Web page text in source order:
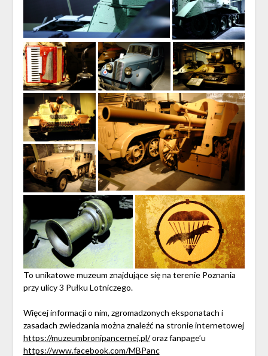
To unikatowe muzeum znajdujące się na terenie Poznania
przy ulicy 3 Pułku Lotniczego.
Więcej informacji o nim, zgromadzonych eksponatach i
zasadach zwiedzania można znaleźć na stronie internetowej
https://muzeumbronipancernej.pl/oraz fanpage’u
https://www.facebook.com/MBPanc